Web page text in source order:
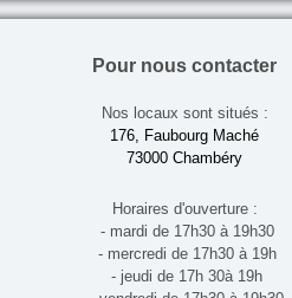
Pour nous contacter
Nos locaux sont situés :
176, Faubourg Maché
73000 Chambéry
Horaires d'ouverture :
- mardi de 17h30 à 19h30
- mercredi de 17h30 à 19h
- jeudi de 17h 30à 19h